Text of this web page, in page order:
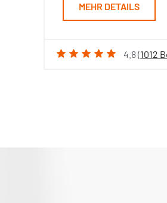
MEHR DETAILS
4.8 (1012